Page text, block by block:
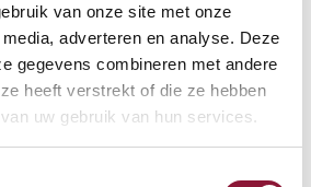
van onze site met onze
adverteren en analyse. Deze
gegevens combineren met andere
heeft verstrekt of die ze hebben
uw gebruik van hun services.
ALUMINIUM ?